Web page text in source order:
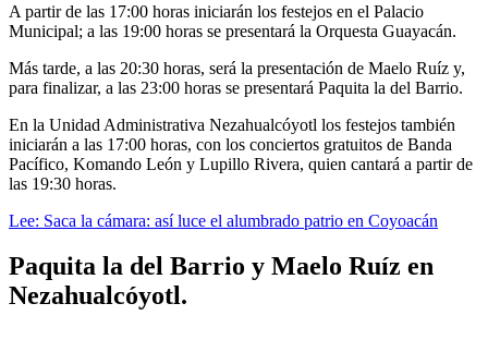
A partir de las 17:00 horas iniciarán los festejos en el Palacio
Municipal; a las 19:00 horas se presentará la Orquesta Guayacán.
Más tarde, a las 20:30 horas, será la presentación de Maelo Ruíz y,
para finalizar, a las 23:00 horas se presentará Paquita la del Barrio.
En la Unidad Administrativa Nezahualcóyotl los festejos también
iniciarán a las 17:00 horas, con los conciertos gratuitos de Banda
Pacífico, Komando León y Lupillo Rivera, quien cantará a partir de
las 19:30 horas.
Lee: Saca la cámara: así luce el alumbrado patrio en Coyoacán
Paquita la del Barrio y Maelo Ruíz en
Nezahualcóyotl.